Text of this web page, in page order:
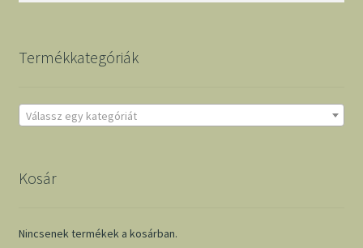
Termékkategóriák
Válassz egy kategóriát
Kosár
Nincsenek termékek a kosárban.